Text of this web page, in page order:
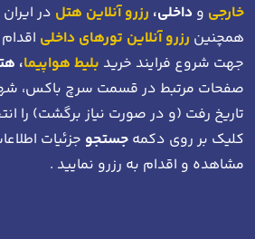
خارجی و داخلی، رزرو آنلاین هتل در
همچنین رزرو آنلاین تورهای داخلی
جهت شروع فرایند خرید بلیط هواپیما،
صفحات مرتبط در قسمت سرچ باکس،
تاریخ رفت (و در صورت نیاز برگشت) را
کلیک بر روی دکمه جستجو جزئیات
مشاهده و اقدام به رزرو نمایید .